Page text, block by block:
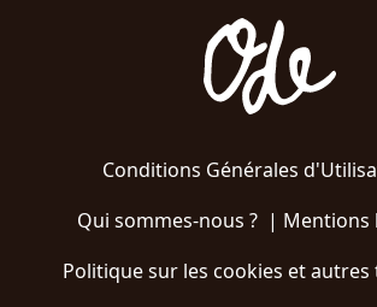
Conditions Générales
Qui sommes-nous ?| Mentions
Politique sur les cookies et autres